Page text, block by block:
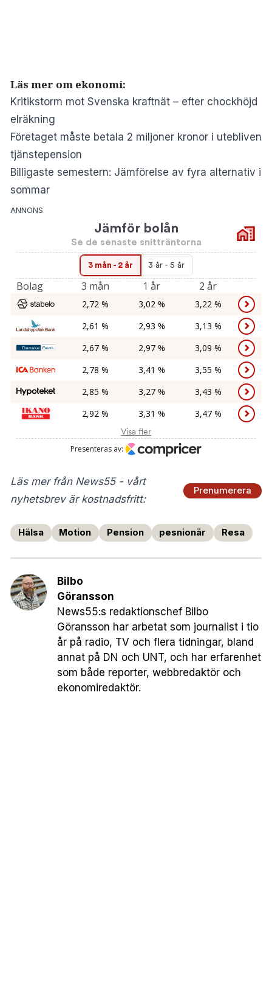
Läs mer om ekonomi:
Kritikstorm mot Svenska kraftnät – efter chockhöjd
elräkning
Företaget måste betala 2 miljoner kronor i utebliven
tjänstepension
Billigaste semestern: Jämförelse av fyra alternativ i
sommar
ANNONS
Läs mer från News55 - vårt
nyhetsbrev är kostnadsfritt:
Prenumerera
Hälsa Motion Pension pesnionär Resa
Bilbo
Göransson
News55:s redaktionschef Bilbo
Göransson har arbetat som journalist i tio
år på radio, TV och flera tidningar, bland
annat på DN och UNT, och har erfarenhet
som både reporter, webbredaktör och
ekonomiredaktör.